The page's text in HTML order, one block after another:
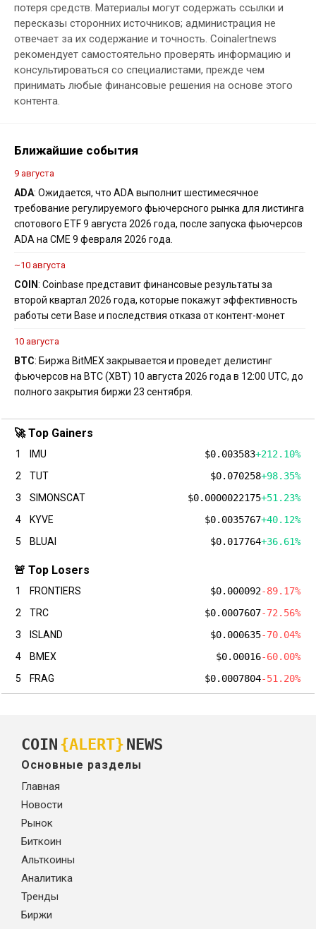
потеря средств. Материалы могут содержать ссылки и
пересказы сторонних источников; администрация не
отвечает за их содержание и точность. Coinalertnews
рекомендует самостоятельно проверять информацию и
консультироваться со специалистами, прежде чем
принимать любые финансовые решения на основе этого
контента.
Ближайшие события
9 августа
ADA: Ожидается, что ADA выполнит шестимесячное
требование регулируемого фьючерсного рынка для листинга
спотового ETF 9 августа 2026 года, после запуска фьючерсов
ADA на CME 9 февраля 2026 года.
~10 августа
COIN: Coinbase представит финансовые результаты за
второй квартал 2026 года, которые покажут эффективность
работы сети Base и последствия отказа от контент-монет
10 августа
BTC: Биржа BitMEX закрывается и проведет делистинг
фьючерсов на BTC (XBT) 10 августа 2026 года в 12:00 UTC, до
полного закрытия биржи 23 сентября.
🚀 Top Gainers
1 IMU $0.003583+212.10%
2
TUT $0.070258+98.35%
3
SIMONSCAT $0.0000022175+51.23%
4
KYVE $0.0035767+40.12%
5
BLUAI $0.017764+36.61%
🚨 Top Losers
1 FRONTIERS $0.000092-89.17%
2
TRC $0.0007607-72.56%
3
ISLAND $0.000635-70.04%
4
BMEX $0.00016-60.00%
5
FRAG $0.0007804-51.20%
COIN {ALERT} NEWS
Основные разделы
Главная
Новости
Рынок
Биткоин
Альткоины
Аналитика
Тренды
Биржи